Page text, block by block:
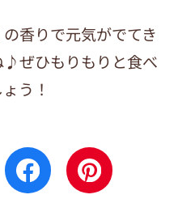
香りで元気がでてき
♪ぜひもりもりと食べ
う！